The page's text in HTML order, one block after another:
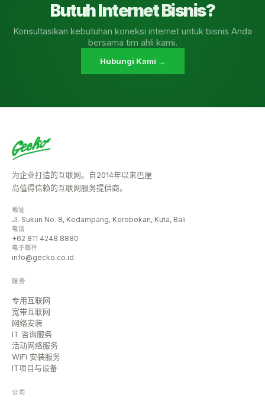
Butuh Internet Bisnis?
Konsultasikan kebutuhan koneksi internet untuk bisnis Anda
bersama tim ahli kami.
Hubungi Kami →
为企业打造的互联网。自2014年以来巴厘
岛值得信赖的互联网服务提供商。
地址
Jl. Sukun No. 8, Kedampang, Kerobokan, Kuta, Bali
电话
+62 811 4248 8880
电子邮件
info@gecko.co.id
服务
专用互联网
宽带互联网
网络安装
IT 咨询服务
活动网络服务
WiFi 安装服务
IT项目与设备
公司